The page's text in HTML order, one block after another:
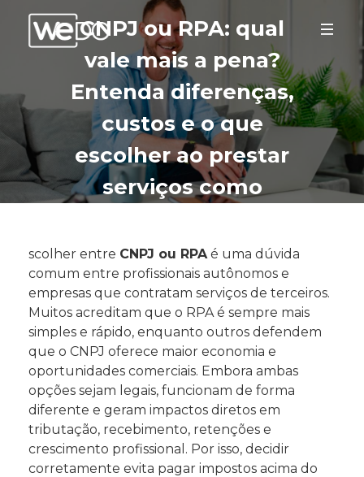
CNPJ ou RPA: qual
vale mais a pena?
Entenda diferenças,
custos e o que
escolher ao prestar
serviços como
scolher entre CNPJ ou RPAé uma dúvida
comum entre profissionais autônomos e
empresas que contratam serviços de terceiros.
Muitos acreditam que o RPA é sempre mais
simples e rápido, enquanto outros defendem
que o CNPJ oferece maior economia e
oportunidades comerciais. Embora ambas
opções sejam legais, funcionam de forma
diferente e geram impactos diretos em
tributação, recebimento, retenções e
crescimento profissional. Por isso, decidir
corretamente evita pagar impostos acima do